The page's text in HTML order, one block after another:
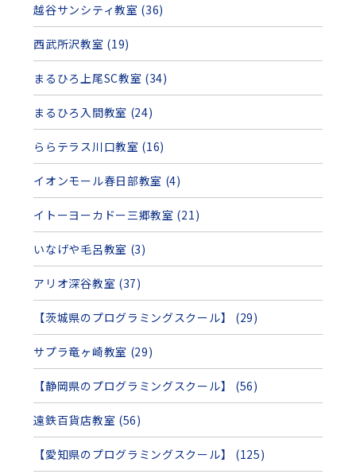
越谷サンシティ教室 (36)
西武所沢教室 (19)
まるひろ上尾SC教室 (34)
まるひろ入間教室 (24)
ららテラス川口教室 (16)
イオンモール春日部教室 (4)
イトーヨーカドー三郷教室 (21)
いなげや毛呂教室 (3)
アリオ深谷教室 (37)
【茨城県のプログラミングスクール】 (29)
サプラ竜ヶ崎教室 (29)
【静岡県のプログラミングスクール】 (56)
遠鉄百貨店教室 (56)
【愛知県のプログラミングスクール】 (125)